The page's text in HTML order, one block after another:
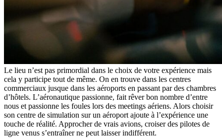
Le lieu n’est pas primordial dans le choix de votre expérience mais
cela y participe tout de même. On en trouve dans les centres
commerciaux jusque dans les aéroports en passant par des chambres
d’hôtels. L’aéronautique passionne, fait rêver bon nombre d’entre
nous et passionne les foules lors des meetings aériens. Alors choisir
son centre de simulation sur un aéroport ajoute à l’expérience une
touche de réalité. Approcher de vrais avions, croiser des pilotes de
ligne venus s’entraîner ne peut laisser indifférent.